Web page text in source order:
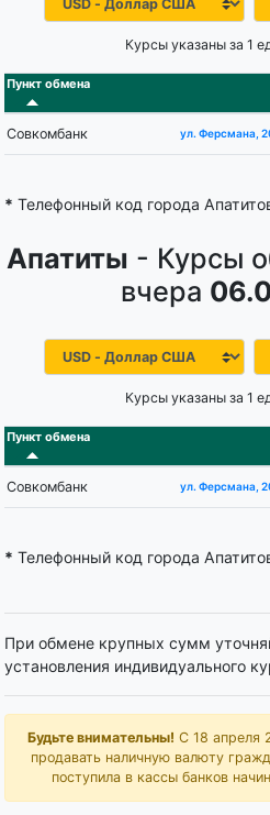
Курсы указаны за 1
Пункт обмена
Совкомбанк ул. Ферсмана,
* Телефонный код города
Апатиты - Курсы
вчера
Курсы указаны за 1
Пункт обмена
Совкомбанк ул. Ферсмана,
* Телефонный код города
При обмене крупных сумм
установления индивидуального
Будьте внимательны! С 18 апреля
продавать наличную валюту
поступила в кассы банков